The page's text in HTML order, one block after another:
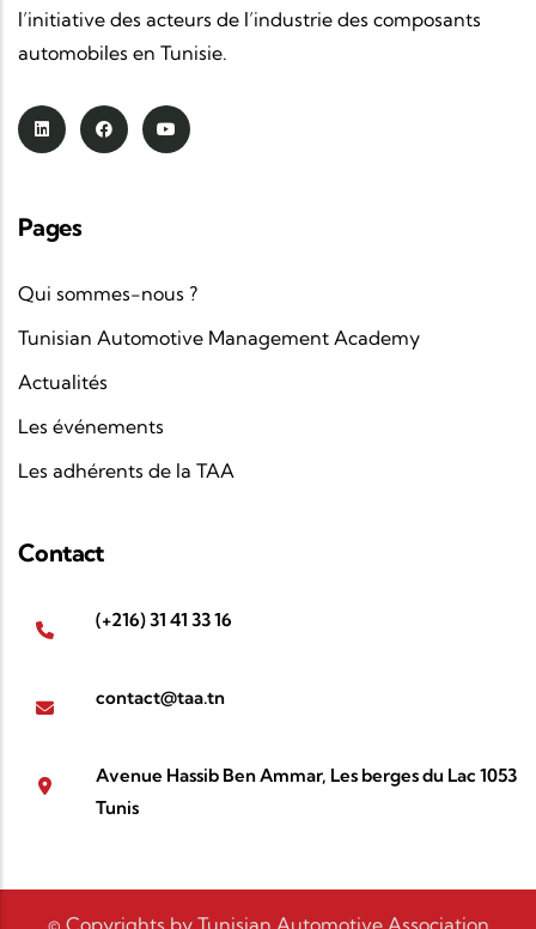
l’initiative des acteurs de l’industrie des composants
automobiles en Tunisie.
Pages
Qui sommes-nous ?
Tunisian Automotive Management Academy
Actualités
Les événements
Les adhérents de la TAA
Contact
(+216) 31 41 33 16
contact@taa.tn
Avenue Hassib Ben Ammar, Les berges du Lac 1053
Tunis